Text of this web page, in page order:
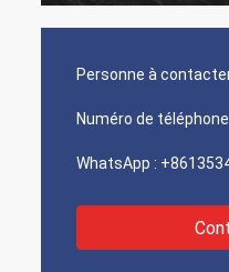
Personne à
Numéro de téléphone
WhatsApp :